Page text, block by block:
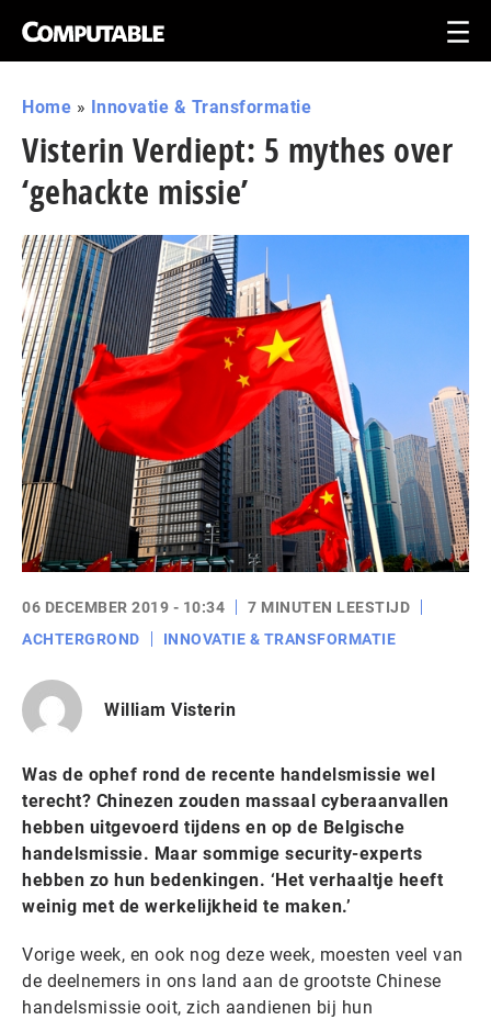
Home » Innovatie & Transformatie
Visterin Verdiept: 5 mythes over
‘gehackte missie’
06 DECEMBER 2019 - 10:34
7 MINUTEN LEESTIJD
ACHTERGROND
INNOVATIE & TRANSFORMATIE
William Visterin
Was de ophef rond de recente handelsmissie wel
terecht? Chinezen zouden massaal cyberaanvallen
hebben uitgevoerd tijdens en op de Belgische
handelsmissie. Maar sommige security-experts
hebben zo hun bedenkingen. ‘Het verhaaltje heeft
weinig met de werkelijkheid te maken.’
Vorige week, en ook nog deze week, moesten veel van
de deelnemers in ons land aan de grootste Chinese
handelsmissie ooit, zich aandienen bij hun